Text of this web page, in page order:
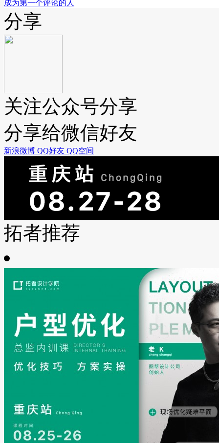
成为第一个评论的人
分享
关注公众号分享
分享给微信好友
新浪微博 QQ好友 QQ空间
拓者推荐